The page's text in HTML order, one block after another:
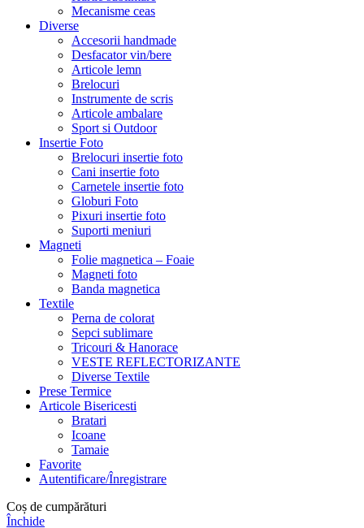
Mecanisme ceas
Diverse
Accesorii handmade
Desfacator vin/bere
Articole lemn
Brelocuri
Instrumente de scris
Articole ambalare
Sport si Outdoor
Insertie Foto
Brelocuri insertie foto
Cani insertie foto
Carnetele insertie foto
Globuri Foto
Pixuri insertie foto
Suporti meniuri
Magneti
Folie magnetica – Foaie
Magneti foto
Banda magnetica
Textile
Perna de colorat
Sepci sublimare
Tricouri & Hanorace
VESTE REFLECTORIZANTE
Diverse Textile
Prese Termice
Articole Bisericesti
Bratari
Icoane
Tamaie
Favorite
Autentificare/Înregistrare
Coș de cumpărături
Închide